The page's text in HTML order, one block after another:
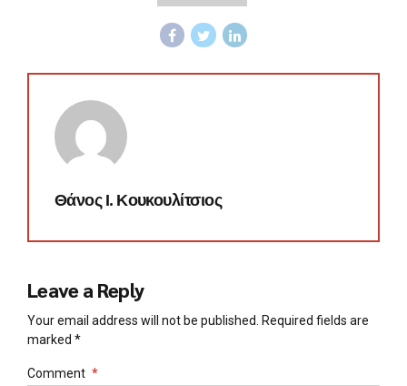
Θάνος Ι. Κουκουλίτσιος
Leave a Reply
Your email address will not be published. Required fields are
marked *
Comment *